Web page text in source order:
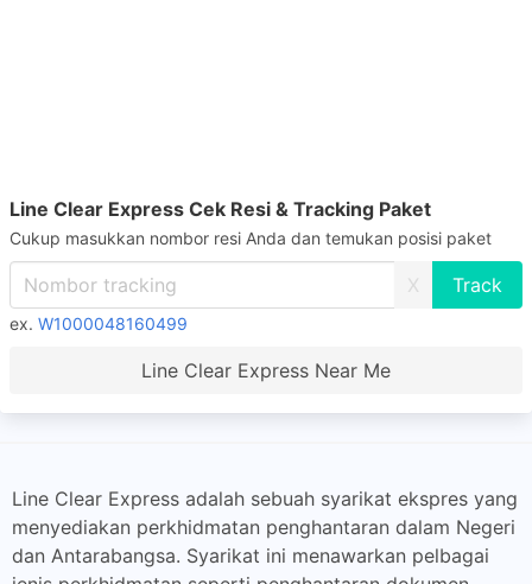
Line Clear Express Cek Resi & Tracking Paket
Cukup masukkan nombor resi Anda dan temukan posisi paket
X
ex. W1000048160499
Line Clear Express Near Me
Line Clear Express adalah sebuah syarikat ekspres yang
menyediakan perkhidmatan penghantaran dalam Negeri
dan Antarabangsa. Syarikat ini menawarkan pelbagai